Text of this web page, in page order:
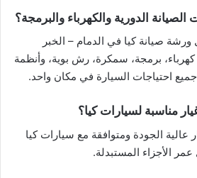
الدورية والكهرباء والبرمجة؟
صيانة كيا في الدمام – الخبر
كهرباء، برمجة، سمكرة، رش بوية، وأنظمة
مناسبة لسيارات كيا؟
عالية الجودة ومتوافقة مع سيارات كيا
الأجزاء المستبدلة.